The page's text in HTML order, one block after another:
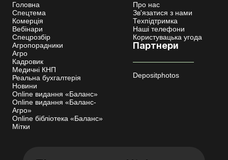
Головна
Спецтема
Комерція
Вебінари
Спецрозбір
Агропорадники
Агро
Кадровик
Медичні КНП
Реальна бухгалтерія
Новини
Online видання «Баланс»
Online видання «Баланс-
Агро»
Online бібліотека «Баланс»
Мітки
Про нас
Зв'язатися з нами
Техпідтримка
Наші телефони
Користувацька угода
Партнери
Depositphotos